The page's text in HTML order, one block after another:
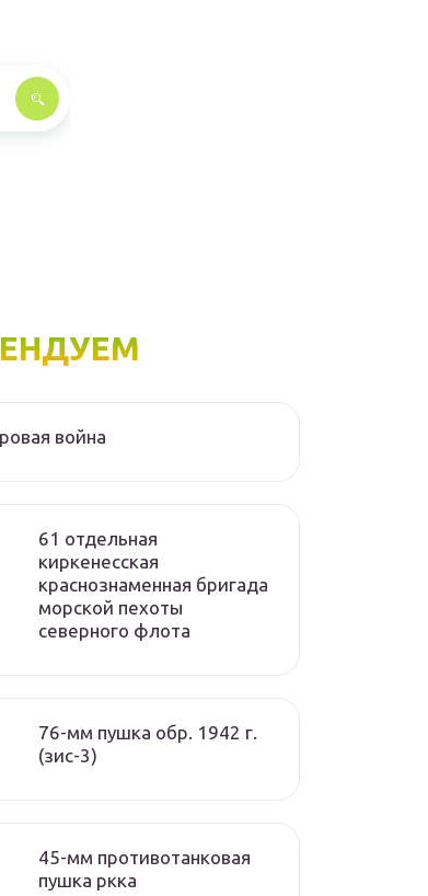
война
61 отдельная
киркенесская
краснознаменная бригада
морской пехоты
cеверного флота
76-мм пушка обр. 1942 г.
(зис-3)
45-мм противотанковая
пушка ркка